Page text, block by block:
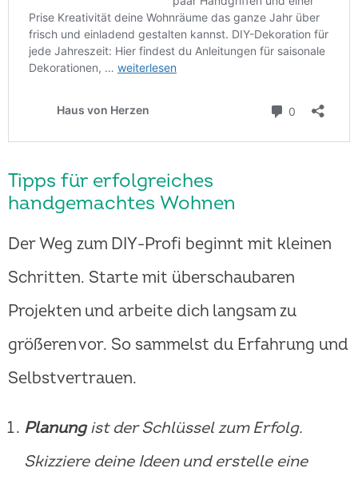
Tipps für erfolgreiches
handgemachtes Wohnen
Der Weg zum DIY-Profi beginnt mit kleinen
Schritten. Starte mit überschaubaren
Projekten und arbeite dich langsam zu
größeren vor. So sammelst du Erfahrung und
Selbstvertrauen.
Planungist der Schlüssel zum Erfolg.
Skizziere deine Ideen und erstelle eine